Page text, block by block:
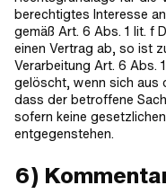
berechtigtes Interesse
gemäß Art. 6 Abs. 1 lit. f
einen Vertrag ab, so ist
Verarbeitung Art. 6 Abs.
gelöscht, wenn sich aus
dass der betroffene
sofern keine
entgegenstehen.
6)